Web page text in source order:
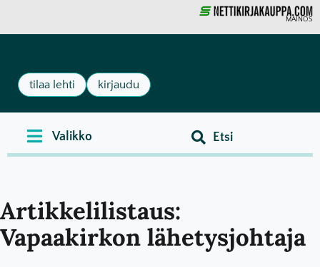
MAINOS
tilaa lehti kirjaudu
Artikkelilistaus:
Vapaakirkon lähetysjohtaja